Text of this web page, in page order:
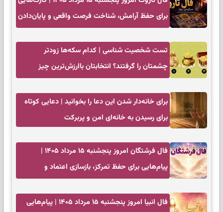
برای حفظ آرامش، شناخت فرصت واقعی و پایان‌دادن
تست شخصیت شناسی | کدام سکه‌ها زودتر
چشمتان را گرفتند؟ انتخابتان باارزش‌ترین چیز
برای خانه‌دار شدن این دعا را بخوانید | دعایی کوتاه
برای رسیدن به خانه‌ای امن و پربرکت
فال فرشتگان امروز پنجشنبه ۱۵ مرداد ۱۴۰۵ |
پیام‌هایی برای حفظ تمرکز، بازسازی اعتماد و
فال انبیا امروز پنجشنبه ۱۵ مرداد ۱۴۰۵ | پیام‌هایی